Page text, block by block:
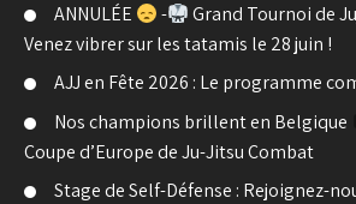
ANNULÉE
-
Grand Tournoi de
Venez vibrer sur les tatamis le 28 juin !
AJJ en Fête 2026 : Le programme
Nos champions brillent en Belgique
Coupe d’Europe de Ju-Jitsu Combat
Stage de Self-Défense : Rejoignez-